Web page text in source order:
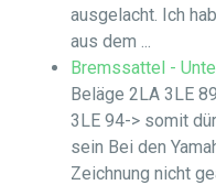
ausgelacht. Ich
aus dem ...
Bremssattel -
Beläge 2LA 3LE
3LE 94-> somit
sein Bei den
Zeichnung nicht